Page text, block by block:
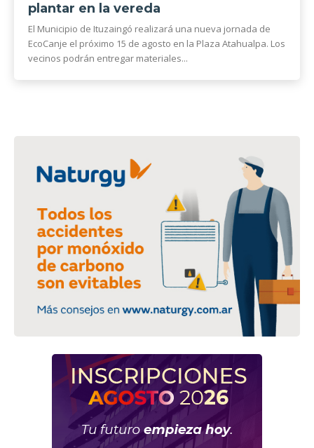
plantar en la vereda
El Municipio de Ituzaingó realizará una nueva jornada de
EcoCanje el próximo 15 de agosto en la Plaza Atahualpa. Los
vecinos podrán entregar materiales...